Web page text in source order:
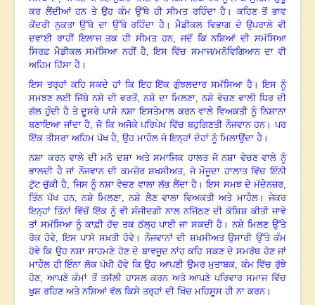
ਕਰ ਲੈਂਦੀਆਂ ਹਨ ਤੇ ਉਹ ਕੰਮ ਉੱਥੇ ਹੀ ਸੀਮਤ ਰਹਿੰਦਾ ਹੈ । ਕਹਿਣ ਤੋਂ ਭਾਵ
ਕੇਂਦਰੀ ਨੁਕਤਾ ਉੱਥੇ ਦਾ ਉੱਥੇ ਰਹਿੰਦਾ ਹੈ।ਮੈਡੀਕਲ ਵਿਭਾਗ ਦੇ ਉਪਰਾਲੇ ਵੀ
ਦਵਾਈ ਰਾਹੀਂ ਇਲਾਜ ਤਕ ਹੀ ਸੀਮਤ ਹਨ, ਜਦੋਂ ਕਿ ਨਸ਼ਿਆਂ ਦੀ ਸਮੱਸਿਆ
ਸਿਰਫ਼ ਮੈਡੀਕਲ ਸਮੱਸਿਆ ਨਹੀਂ ਹੈ, ਇਸ ਵਿੱਚ ਸਮਾਜ/ਮਨੋਵਿਗਿਆਨ ਦਾ ਵੀ
ਅਹਿਮ ਹਿੱਸਾ ਹੈ ।
ਇਸ ਤਰ੍ਹਾਂ ਕਹਿ ਸਕਦੇ ਹਾਂ ਕਿ ਇਹ ਇੱਕ ਗੁੰਝਲਦਾਰ ਸਮੱਸਿਆ ਹੈ।ਇਸ ਨੂੰ
ਸਮਝਣ ਲਈ ਜਿੱਥੇ ਨਸ਼ੇ ਦੀ ਵਰਤੋਂ, ਨਸ਼ੇ ਦਾ ਮਿਲਣਾ, ਨਸ਼ੇ ਵੇਚਣ ਵਾਲੀ ਧਿਰ ਦੀ
ਗੱਲ ਹੁੰਦੀ ਹੈ ਤੇ ਦੂਸਰੇ ਪਾਸੇ ਨਸ਼ਾ ਇਸਤੇਮਾਲ ਕਰਨ ਵਾਲੇ ਵਿਅਕਤੀ ਨੂੰ ਨਿਸ਼ਾਨਾ
ਬਣਾਇਆ ਜਾਂਦਾ ਹੈ, ਜੋ ਕਿ ਅਜੋਕੇ ਪਰਿਪੇਖ ਵਿੱਚ ਬਹੁਗਿਣਤੀ ਨੌਜਵਾਨ ਹਨ।ਪਰ
ਇੱਕ ਤੀਸਰਾ ਅਹਿਮ ਪੱਖ ਹੈ, ਉਹ ਮਾਹੌਲ ਜੋ ਇਨ੍ਹਾਂ ਦੋਹਾਂ ਨੂੰ ਮਿਲਾਉਂਦਾ ਹੈ ।
ਨਸ਼ਾ ਕਰਨ ਵਾਲੇ ਦੀ ਮਨੋ ਦਸ਼ਾ ਅਤੇ ਸਮਾਜਿਕ ਹਾਲਤ ਜੋ ਨਸ਼ਾ ਵੇਚਣ ਵਾਲੇ ਨੂੰ
ਭਾਲਦੀ ਹੈ ਜਾਂ ਨੌਜਵਾਨ ਦੀ ਕਮਜ਼ੋਰ ਸ਼ਖਸੀਅਤ, ਜੋ ਮੌਜੂਦਾ ਹਾਲਾਤ ਵਿੱਚ ਇੰਨੀ
ਟੁੱਟ ਚੁੱਕੀ ਹੈ, ਜਿਸ ਨੂੰ ਨਸ਼ਾ ਵੇਚਣ ਵਾਲਾ ਲੱਭ ਲੈਂਦਾ ਹੈ ।ਇਸ ਸਮਝ ਦੇ ਮੱਦੇਨਜ਼ਰ,
ਤਿੰਨ ਪੱਖ ਹਨ, ਨਸ਼ੇ ਮਿਲਣਾ, ਨਸ਼ੇ ਲੈਣ ਵਾਲਾ ਵਿਅਕਤੀ ਅਤੇ ਮਾਹੌਲ।ਜੇਕਰ
ਇਨ੍ਹਾਂ ਤਿੰਨਾਂ ਵਿੱਚੋਂ ਇੱਕ ਨੂੰ ਵੀ ਸੰਜੀਦਗੀ ਨਾਲ ਨਜਿੱਠਣ ਦੀ ਕੋਸ਼ਿਸ਼ ਕੀਤੀ ਜਾਵੇ
ਤਾਂ ਸਮੱਸਿਆ ਨੂੰ ਕਾਫ਼ੀ ਹੱਦ ਤਕ ਠੱਲ੍ਹ ਪਾਈ ਜਾ ਸਕਦੀ ਹੈ ।ਨਸ਼ੇ ਮਿਲਣ ਉੱਤੇ
ਰੋਕ ਹੋਵੇ, ਇਸ ਪਾਸੇ ਸਖ਼ਤੀ ਹੋਵੇ। ਨੌਜਵਾਨਾਂ ਦੀ ਸ਼ਖਸੀਅਤ ਉਸਾਰੀ ਉੱਤੇ ਕੰਮ
ਹੋਵੇ ਕਿ ਉਹ ਨਸ਼ਾ ਸਾਹਮਣੇ ਹੋਣ ਦੇ ਬਾਵਜੂਦ ਨਾਂਹ ਕਹਿ ਸਕਣ ਦੇ ਸਮਰੱਥ ਹੋਣ ਜਾਂ
ਮਾਹੌਲ ਹੀ ਇੰਨਾ ਲੋਕ ਪੱਖੀ ਹੋਵੇ ਕਿ ਉਹ ਆਪਣੀ ਉਮਰ ਮੁਤਾਬਕ, ਕੰਮ ਵਿੱਚ ਰੁੱਝੇ
ਹੋਣ, ਆਪਣੇ ਕੰਮਾਂ ਤੋਂ ਤਸੱਲੀ ਹਾਸਲ ਕਰਨ ਅਤੇ ਆਪਣੇ ਪਰਿਵਾਰ ਸਮਾਜ ਵਿੱਚ
ਖੁਸ਼ ਰਹਿਣ ਅਤੇ ਨਸ਼ਿਆਂ ਵੱਲ ਕਿਸੇ ਤਰ੍ਹਾਂ ਦੀ ਖਿੱਚ ਮਹਿਸੂਸ ਹੀ ਨਾ ਕਰਨ।